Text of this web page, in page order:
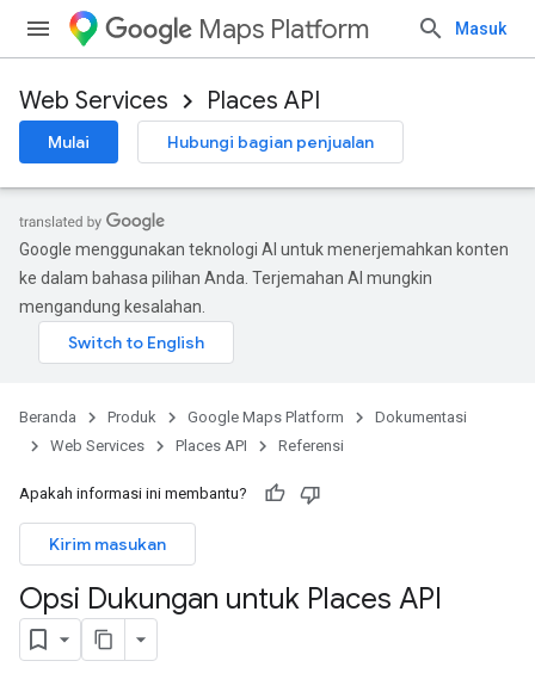
Maps Platform Masuk
Web Services Places API
Mulai Hubungi bagian penjualan
Google menggunakan teknologi AI untuk menerjemahkan konten
ke dalam bahasa pilihan Anda. Terjemahan AI mungkin
mengandung kesalahan.
Beranda Produk Google Maps Platform
Dokumentasi
Web Services
Places API Referensi
Apakah informasi ini membantu?
Kirim masukan
Opsi Dukungan untuk Places API